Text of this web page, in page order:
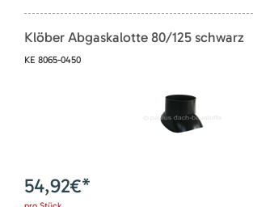
Klöber Abgaskalotte 80/125 schwarz
KE 8065-0450
54,92€*